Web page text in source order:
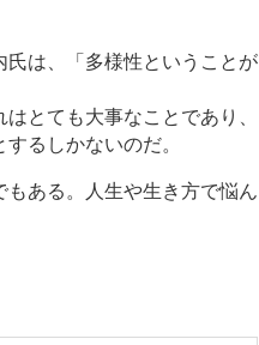
は、「多様性ということが
とても大事なことであり、
るしかないのだ。
ある。人生や生き方で悩ん